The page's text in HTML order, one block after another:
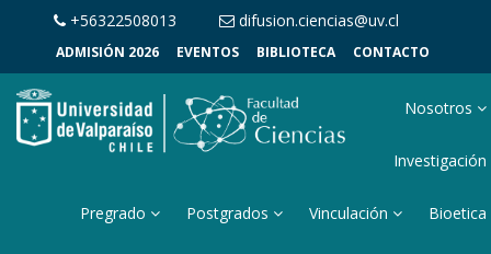
+56322508013 difusion.ciencias@uv.cl
ADMISIÓN 2026 EVENTOS BIBLIOTECA CONTACTO
Nosotros
Investigación
Pregrado Postgrados Vinculación Bioetica